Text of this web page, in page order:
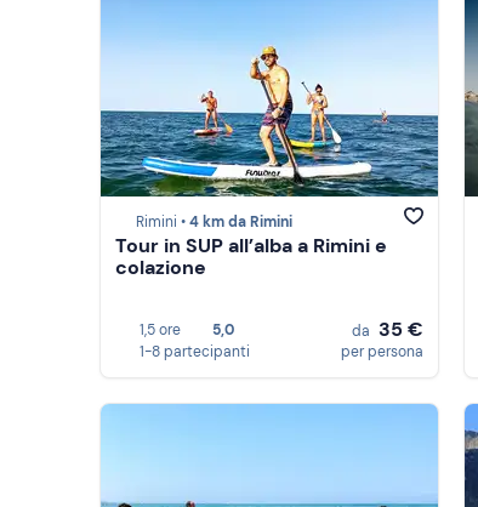
Rimini •4 km da Rimini
Tour in SUP all’alba a Rimini e
colazione
1,5 ore
5,0
1-8 partecipanti
da 35 €
per persona